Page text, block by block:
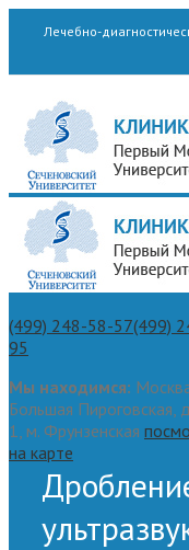
Лечебно-
(499) 248-58-57(499)
95
Мы находимся:
Большая Пироговская,
1, м. Фрунзенская
на карте